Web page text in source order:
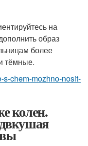
на
образ
более
тёмные.
s-chem-mozhno-nosit-
колен.